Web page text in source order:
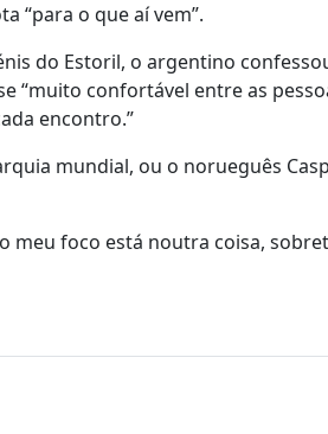
“para o que aí vem”.
do Estoril, o argentino
“muito confortável entre as
encontro.”
mundial, ou o norueguês
meu foco está noutra coisa,